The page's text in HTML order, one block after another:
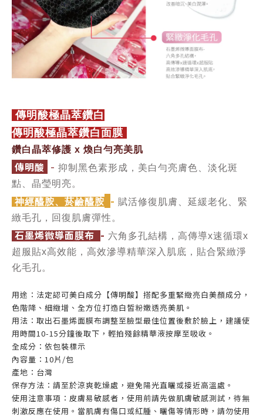
傳明酸極晶萃鑽白
傳明酸極晶萃鑽白面膜
鑽白晶萃修護 x 煥白勻亮美肌
傳明酸 - 抑制黑色素形成，美白勻亮膚色、淡化斑
點、晶瑩明亮。
神經醯胺、菸鹼醯胺 - 賦活修復肌膚、延緩老化、緊
緻毛孔，回復肌膚彈性。
石墨烯微導面膜布 - 六角多孔結構，高傳導x速循環x
超服貼x高效能，高效滲導精華深入肌底，貼合緊緻淨
化毛孔。
用途：法定認可美白成分【傳明酸】搭配多重緊緻亮白美顏成分，
色階降、細緻增、全方位打造白皙粉嫩透亮美肌。
用法：取出石墨烯面膜布調整至臉型最佳位置後敷於臉上，建議使
用時間10-15分鐘後取下，輕拍殘餘精華液按摩至吸收。
全成分：依包裝標示
內容量：10片/包
產地：台灣
保存方法：請至於涼爽乾燥處，避免陽光直曬或接近高溫處。
使用注意事項：皮膚易敏感者，使用前請先做肌膚敏感測試，待無
刺激反應在使用。當肌膚有傷口或紅腫、曬傷等情形時，請勿使用